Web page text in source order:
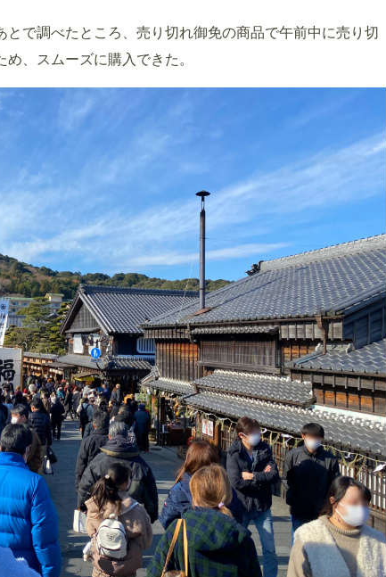
で調べたところ、売り切れ御免の商品で午前中に売り切
、スムーズに購入できた。